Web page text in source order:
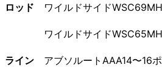
ロッド ワイルドサイドWSC69MH
ワイルドサイドWSC65MH
ライン アブソルートAAA14〜16